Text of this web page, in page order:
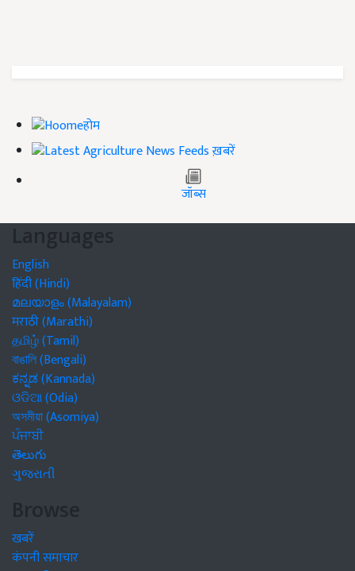
होम
ख़बरें
जॉब्स
Languages
English
हिंदी (Hindi)
മലയാളം (Malayalam)
मराठी (Marathi)
தமிழ் (Tamil)
বাঙালি (Bengali)
ಕನ್ನಡ (Kannada)
ଓଡିଆ (Odia)
অসমীয়া (Asomiya)
ਪੰਜਾਬੀ
తెలుగు
ગુજરાતી
Browse
खबरें
कंपनी समाचार